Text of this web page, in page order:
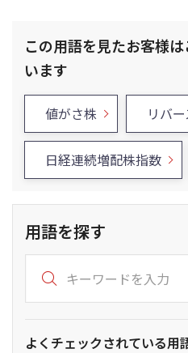
この用語を見たお客様
います
値がさ株 リバ
日経連続増配株指数
用語を探す
よくチェックされている用